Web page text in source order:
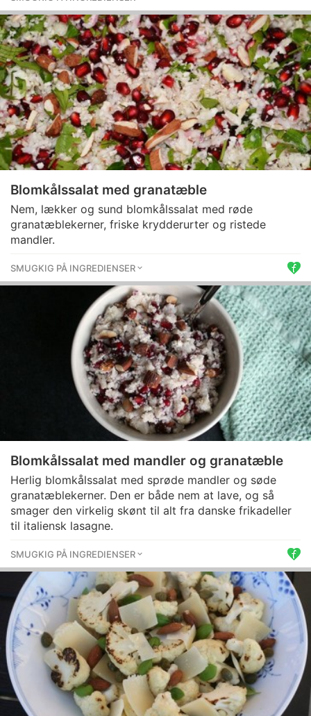
Blomkålssalat med granatæble
Nem, lækker og sund blomkålssalat med røde
granatæblekerner, friske krydderurter og ristede
mandler.
SMUGKIG PÅ INGREDIENSER
Blomkålssalat med mandler og granatæble
Herlig blomkålssalat med sprøde mandler og søde
granatæblekerner. Den er både nem at lave, og så
smager den virkelig skønt til alt fra danske frikadeller
til italiensk lasagne.
SMUGKIG PÅ INGREDIENSER